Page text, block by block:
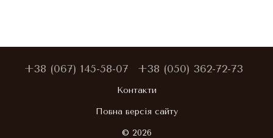
+38 (067) 145-58-07 +38 (050) 362-72-73
Контакти
Повна версія сайту
© 2026